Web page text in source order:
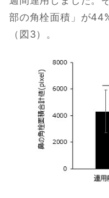
部の角栓面積」が
（図3）。